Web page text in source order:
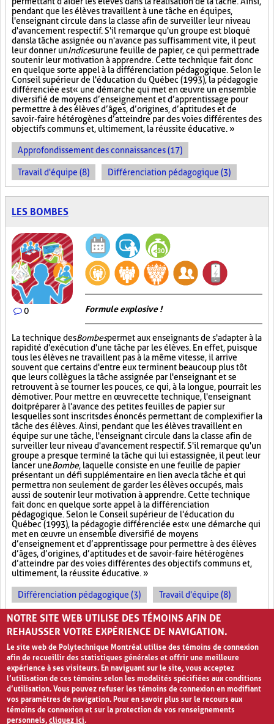
pendant que les élèves travaillent à une tâche en équipes,
l'enseignant circule dans la classe afin de surveiller leur niveau
d'avancement respectif. S'il remarque qu'un groupe est bloqué
dans la tâche assignée ou n'avance pas suffisamment vite, il peut
leur donner unIndicesurune feuille de papier, ce qui permettra de
soutenir leur motivation à apprendre. Cette technique fait donc
en quelque sorte appel à la différenciation pédagogique. Selon le
Conseil supérieur de l'éducation du Québec (1993), la pédagogie
différenciée est « une démarche qui met en œuvre un ensemble
diversifié de moyens d’enseignement et d’apprentissage pour
permettre à des élèves d’âges, d’origines, d’aptitudes et de
savoir-faire hétérogènes d’atteindre par des voies différentes des
objectifs communs et, ultimement, la réussite éducative. »
Approfondissement des connaissances (17)
Travail d'équipe (8) Différenciation pédagogique (3)
LES BOMBES
0 Formule explosive !
La technique desBombespermet aux enseignants de s'adapter à la
rapidité d'exécution d'une tâche par les élèves. En effet, puisque
tous les élèves ne travaillent pas à la même vitesse, il arrive
souvent que certains d'entre eux terminent beaucoup plus tôt
que leurs collègues la tâche assignée par l'enseignant et se
retrouvent à se tourner les pouces, ce qui, à la longue, pourrait les
démotiver. Pour mettre en œuvre cette technique, l'enseignant
doit préparer à l'avance des petites feuilles de papier sur
lesquelles sont inscrits des énoncés permettant de complexifier la
tâche des élèves. Ainsi, pendant que les élèves travaillent en
équipe sur une tâche, l'enseignant circule dans la classe afin de
surveiller leur niveau d'avancement respectif. S'il remarque qu'un
groupe a presque terminé la tâche qui lui est assignée, il peut leur
lancer uneBombe, laquelle consiste en une feuille de papier
présentant un défi supplémentaire en lien avec la tâche et qui
permettra non seulement de garder les élèves occupés, mais
aussi de soutenir leur motivation à apprendre. Cette technique
fait donc en quelque sorte appel à la différenciation
pédagogique. Selon le Conseil supérieur de l'éducation du
Québec (1993), la pédagogie différenciée est « une démarche qui
met en œuvre un ensemble diversifié de moyens
d’enseignement et d’apprentissage pour permettre à des élèves
d’âges, d’origines, d’aptitudes et de savoir-faire hétérogènes
d’atteindre par des voies différentes des objectifs communs et,
ultimement, la réussite éducative. »
Différenciation pédagogique (3) Travail d'équipe (8)
Approfondissement des connaissances (17)
NOTRE SITE WEB UTILISE DES TÉMOINS AFIN DE
REHAUSSER VOTRE EXPÉRIENCE DE NAVIGATION.
Le site web de Polytechnique Montréal utilise des témoins de connexion
afin de recueillir des statistiques générales et offrir une meilleure
expérience à ses visiteurs. En naviguant sur le site, vous acceptez
l’utilisation de ces témoins selon les modalités spécifiées aux conditions
d’utilisation. Vous pouvez refuser les témoins de connexion en modifiant
vos paramètres de navigation. Pour en savoir plus sur le recours aux
témoins de connexion et sur la protection de vos renseignements
personnels,cliquez ici.